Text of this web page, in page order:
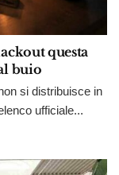
questa
buio
si distribuisce in
ufficiale...